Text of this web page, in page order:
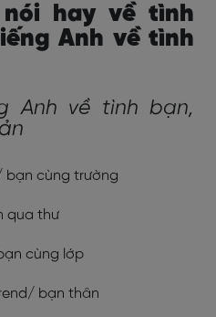
hay về tình
Anh về tình
Anh về tình bạn,
bạn cùng trường
qua thư
cùng lớp
bạn thân